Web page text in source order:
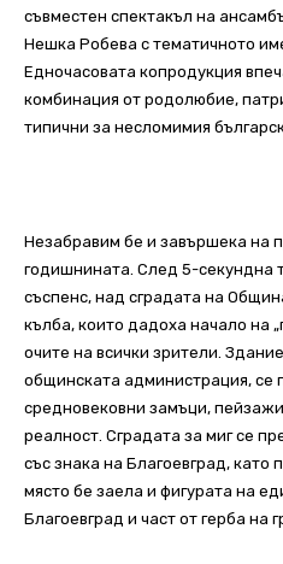
съвместен спектакъл на
Нешка Робева с тематичното
Едночасовата копродукция
комбинация от родолюбие,
типични за несломимия
Незабравим бе и завършека на
годишнината. След 5-секундна
съспенс, над сградата на
кълба, които дадоха начало на
очите на всички зрители.
общинската администрация, се
средновековни замъци,
реалност. Сградата за миг се
със знака на Благоевград, като
място бе заела и фигурата на
Благоевград и част от герба на